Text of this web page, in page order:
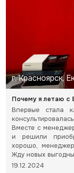
г. Красноярск,
Почему я летаю с
Впервые стала
Вместе с
и решили
хорошо,
Жду новых
19.12.2024